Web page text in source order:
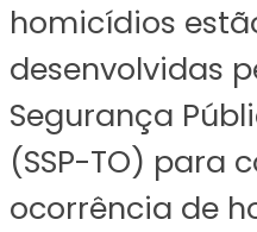
homicídios
desenvolvidas
Segurança
(SSP-TO) para
ocorrência de